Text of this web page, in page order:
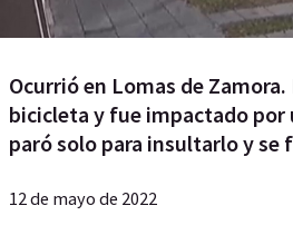
Ocurrió en Lomas de Zamora.
bicicleta y fue impactado por
paró solo para insultarlo y se
12 de mayo de 2022